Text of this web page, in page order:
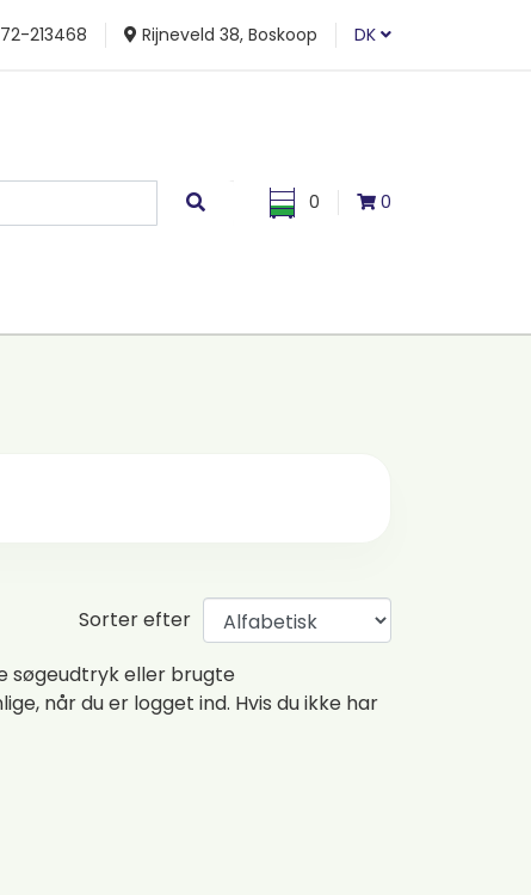
213468 Rijneveld 38, Boskoop DK
0 0
Sorter efter
søgeudtryk eller brugte
når du er logget ind. Hvis du ikke har